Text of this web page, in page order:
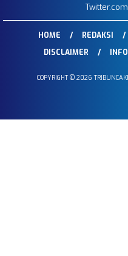
Twitter.com
HOME REDAKSI
DISCLAIMER
COPYRIGHT © 2026